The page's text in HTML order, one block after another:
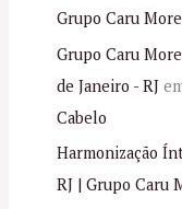
Grupo Caru
Grupo Caru
de Janeiro - RJ
Cabelo
Harmonização
RJ | Grupo Caru